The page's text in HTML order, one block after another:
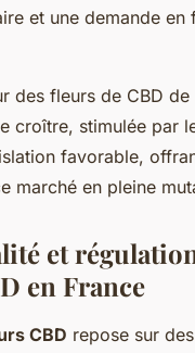
et une demande en
des fleurs de CBD de
croître, stimulée par
favorable,
marché en pleine
et
en France
CBD repose sur